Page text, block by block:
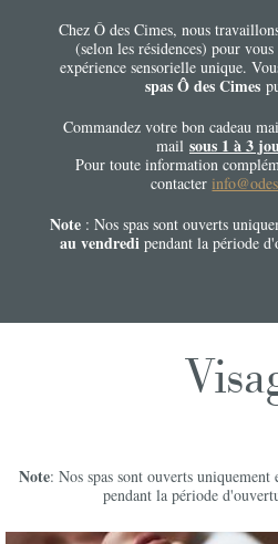
Chez Ô des Cimes, nous
(selon les résidences) pour
expérience sensorielle unique.
spas Ô des Cimes
Commandez votre bon cadeau
mail sous 1 à 3
Pour toute information
contacter
Note : Nos spas sont ouverts
au vendredi pendant la période
Note: Nos spas sont ouverts
pendant la période